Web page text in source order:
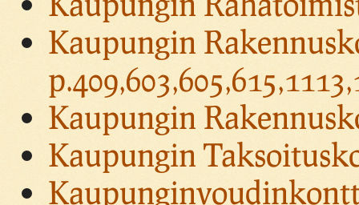
Kaupungin
Kaupungin
Kaupungin